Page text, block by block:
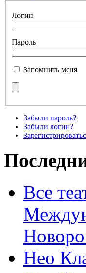
Логин
Пароль
Запомнить меня
Забыли пароль?
Забыли логин?
Все
Нео